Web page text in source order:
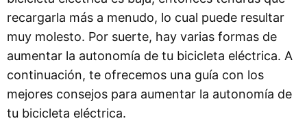
recargarla más a menudo, lo cual puede resultar
muy molesto. Por suerte, hay varias formas de
aumentar la autonomía de tu bicicleta eléctrica. A
continuación, te ofrecemos una guía con los
mejores consejos para aumentar la autonomía de
tu bicicleta eléctrica.